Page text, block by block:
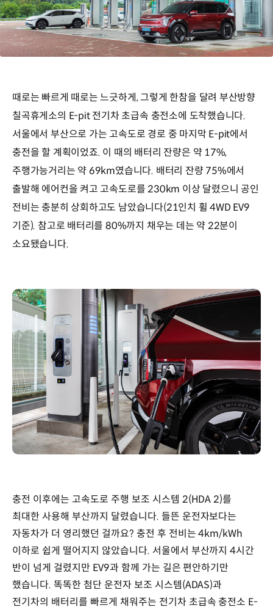
때로는 빠르게 때로는 느긋하게, 그렇게 한참을 달려 부산방향
칠곡휴게소의 E-pit 전기차 초급속 충전소에 도착했습니다.
서울에서 부산으로 가는 고속도로 경로 중 마지막 E-pit에서
충전을 할 계획이었죠. 이 때의 배터리 잔량은 약 17%,
주행가능거리는 약 69km였습니다. 배터리 잔량 75%에서
출발해 에어컨을 켜고 고속도로를 230km 이상 달렸으니 공인
전비는 충분히 상회하고도 남았습니다(21인치 휠 4WD EV9
기준). 참고로 배터리를 80%까지 채우는 데는 약 22분이
소요됐습니다.
충전 이후에는 고속도로 주행 보조 시스템 2(HDA 2)를
최대한 사용해 부산까지 달렸습니다. 들뜬 운전자보다는
자동차가 더 영리했던 걸까요? 충전 후 전비는 4km/kWh
이하로 쉽게 떨어지지 않았습니다. 서울에서 부산까지 4시간
반이 넘게 걸렸지만 EV9과 함께 가는 길은 편안하기만
했습니다. 똑똑한 첨단 운전자 보조 시스템(ADAS)과
전기차의 배터리를 빠르게 채워주는 전기차 초급속 충전소 E-